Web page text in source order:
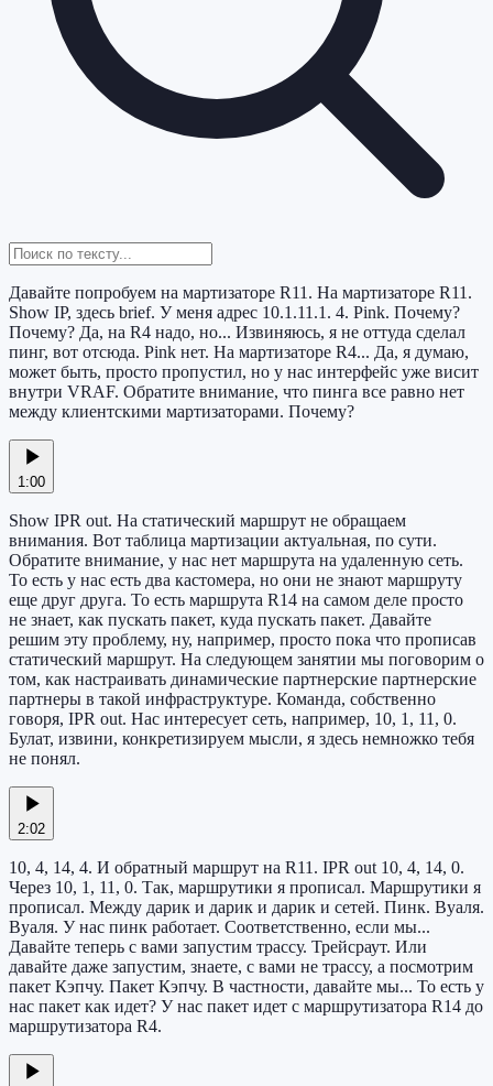
Давайте попробуем на мартизаторе R11. На мартизаторе R11.
Show IP, здесь brief. У меня адрес 10.1.11.1. 4. Pink. Почему?
Почему? Да, на R4 надо, но... Извиняюсь, я не оттуда сделал
пинг, вот отсюда. Pink нет. На мартизаторе R4... Да, я думаю,
может быть, просто пропустил, но у нас интерфейс уже висит
внутри VRAF. Обратите внимание, что пинга все равно нет
между клиентскими мартизаторами. Почему?
1:00
Show IPR out. На статический маршрут не обращаем
внимания. Вот таблица мартизации актуальная, по сути.
Обратите внимание, у нас нет маршрута на удаленную сеть.
То есть у нас есть два кастомера, но они не знают маршруту
еще друг друга. То есть маршрута R14 на самом деле просто
не знает, как пускать пакет, куда пускать пакет. Давайте
решим эту проблему, ну, например, просто пока что прописав
статический маршрут. На следующем занятии мы поговорим о
том, как настраивать динамические партнерские партнерские
партнеры в такой инфраструктуре. Команда, собственно
говоря, IPR out. Нас интересует сеть, например, 10, 1, 11, 0.
Булат, извини, конкретизируем мысли, я здесь немножко тебя
не понял.
2:02
10, 4, 14, 4. И обратный маршрут на R11. IPR out 10, 4, 14, 0.
Через 10, 1, 11, 0. Так, маршрутики я прописал. Маршрутики я
прописал. Между дарик и дарик и дарик и сетей. Пинк. Вуаля.
Вуаля. У нас пинк работает. Соответственно, если мы...
Давайте теперь с вами запустим трассу. Трейсраут. Или
давайте даже запустим, знаете, с вами не трассу, а посмотрим
пакет Кэпчу. Пакет Кэпчу. В частности, давайте мы... То есть у
нас пакет как идет? У нас пакет идет с маршрутизатора R14 до
маршрутизатора R4.